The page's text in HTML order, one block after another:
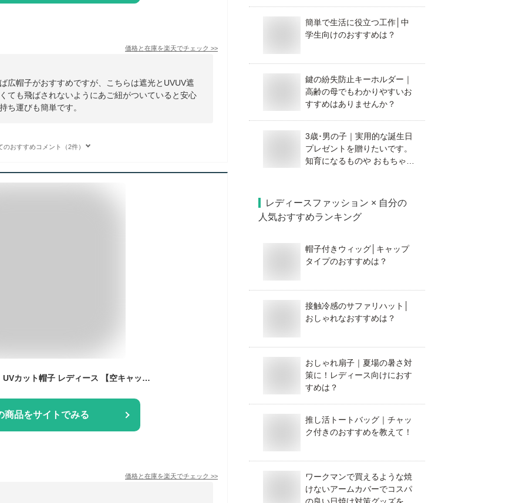
価格と在庫を楽天でチェック >>
広帽子がおすすめですが、こちらは遮光とUVUV遮
ても飛ばされないようにあご紐がついていると安心
ち運びも簡単です。
のおすすめコメント（2件）
【10%OFFクーポン】UVカット帽子 レディース 【空キャップはポニーテールを結べる・小顔効果・吊り下げ式バックルやポケットを備えた設計・UPF50+(軽量 冷感 通気)】 日除け帽子 紫外線遮断 遮光遮熱 日焼け止め対策 つば広 春秋 帽子 調節可能
商品をサイトでみる
価格と在庫を楽天でチェック >>
簡単で生活に役立つ工作│中
学生向けのおすすめは？
鍵の紛失防止キーホルダー｜
高齢の母でもわかりやすいお
すすめはありませんか？
3歳･男の子｜実用的な誕生日
プレゼントを贈りたいです。
知育になるものや おもちゃ以
レディースファッション × 自分の
人気おすすめランキング
帽子付きウィッグ│キャップ
タイプのおすすめは？
接触冷感のサファリハット│
おしゃれなおすすめは？
おしゃれ扇子｜夏場の暑さ対
策に！レディース向けにおす
すめは？
推し活トートバッグ｜チャッ
ク付きのおすすめを教えて！
ワークマンで買えるような焼
けないアームカバーでコスパ